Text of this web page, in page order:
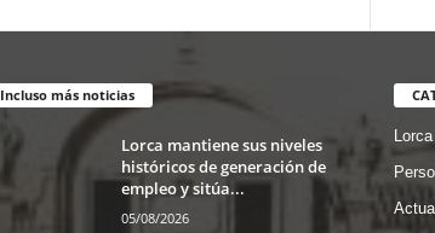
Incluso más noticias
Lorca mantiene sus niveles
históricos de generación de
empleo y sitúa...
05/08/2026
Lorca